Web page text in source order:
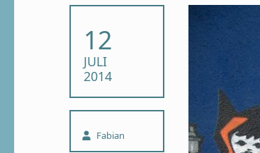
12
JULI
2014
Written by:
Fabian